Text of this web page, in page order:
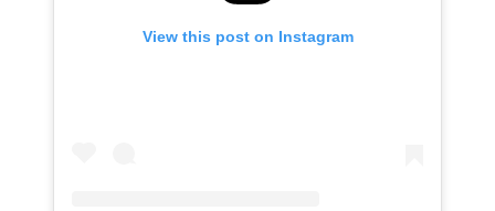
View this post on Instagram